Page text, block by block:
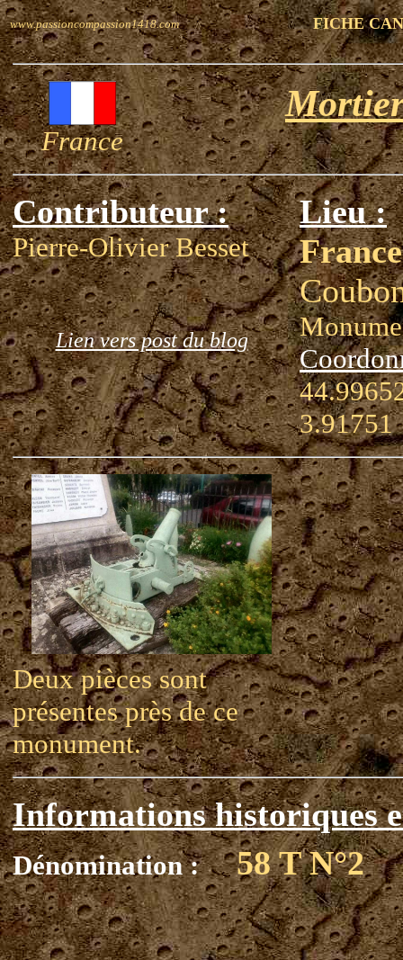
www.passioncompassion1418.com FICHE
France
Contributeur :
Pierre-Olivier Besset
Lien vers post du blog
Lieu :
France
3.91751
Deux pièces sont
présentes près de ce
monument.
Informations historiques
Dénomination : 58 T N°2